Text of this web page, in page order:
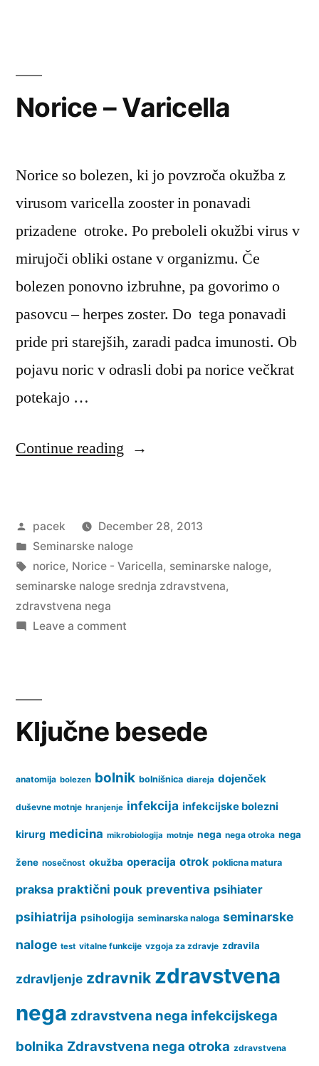
Norice – Varicella
Norice so bolezen, ki jo povzroča okužba z
virusom varicella zooster in ponavadi
prizadene otroke. Po preboleli okužbi virus v
mirujoči obliki ostane v organizmu. Če
bolezen ponovno izbruhne, pa govorimo o
pasovcu – herpes zoster. Do tega ponavadi
pride pri starejših, zaradi padca imunosti. Ob
pojavu noric v odrasli dobi pa norice večkrat
potekajo …
Continue reading “Norice
Posted
by
pacek
December 28, 2013
Posted
in
Seminarske naloge
Tags:
norice, Norice - Varicella, seminarske naloge,
seminarske naloge srednja zdravstvena,
zdravstvena nega
Leave a commenton
Ključne besede
anatomija bolezen bolnik bolnišnica diareja dojenček
duševne motnje hranjenje infekcija infekcijske bolezni
kirurg medicina mikrobiologija motnje nega nega otroka nega
žene nosečnost okužba operacija otrok poklicna matura
praksa praktični pouk preventiva psihiater
psihiatrija psihologija seminarska naloga seminarske
naloge test vitalne funkcije vzgoja za zdravje zdravila
zdravljenje zdravnik zdravstvena
nega zdravstvena nega infekcijskega
bolnika Zdravstvena nega otroka zdravstvena